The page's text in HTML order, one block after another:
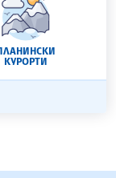
КУРОРТИ